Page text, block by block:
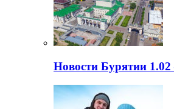
Новости Бурятии